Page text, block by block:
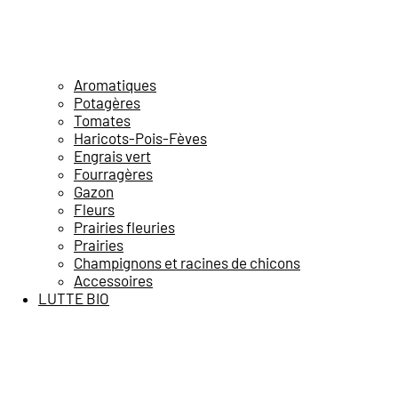
Aromatiques
Potagères
Tomates
Haricots-Pois-Fèves
Engrais vert
Fourragères
Gazon
Fleurs
Prairies fleuries
Prairies
Champignons et racines de chicons
Accessoires
LUTTE BIO